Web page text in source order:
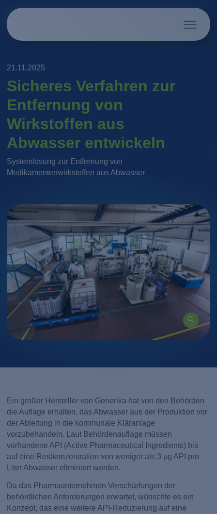
21.11.2025
Sicheres Verfahren zur
Entfernung von
Wirkstoffen aus
Abwasser entwickeln
Systemlösung zur Entfernung von
Medikamentenwirkstoffen aus Abwasser
Ein großer Hersteller von Generika hat von den Behörden
die Auflage erhalten, das Abwasser aus der Produktion vor
der Ableitung in die kommunale Kläranlage
vorzubehandeln. Laut Behördenauflage müssen
vorhandene API (Active Pharmaceutical Ingredients) bis
auf eine Restkonzentration von weniger als 3 µg API pro
Liter Abwasser eliminiert werden.
Da das Pharmaunternehmen Verschärfungen der
behördlichen Anforderungen erwartet, wünschte es ein
Konzept, das eine weitere API-Reduzierung auf eine